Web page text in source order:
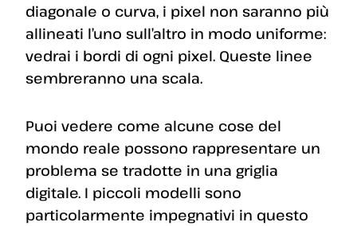
diagonale o curva, i pixel non saranno più
allineati l’uno sull’altro in modo uniforme:
vedrai i bordi di ogni pixel. Queste linee
sembreranno una scala.
Puoi vedere come alcune cose del
mondo reale possono rappresentare un
problema se tradotte in una griglia
digitale. I piccoli modelli sono
particolarmente impegnativi in ​​questo